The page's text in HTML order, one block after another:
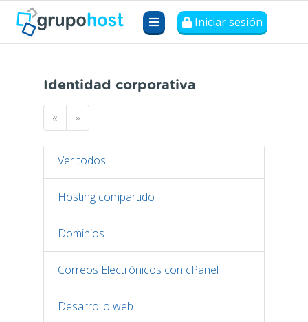
Iniciar sesión
Identidad corporativa
« »
Ver todos
Hosting compartido
Dominios
Correos Electrónicos con cPanel
Desarrollo web